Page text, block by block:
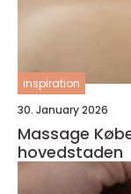
inspiration
30. January 2026
Massage
hovedstaden